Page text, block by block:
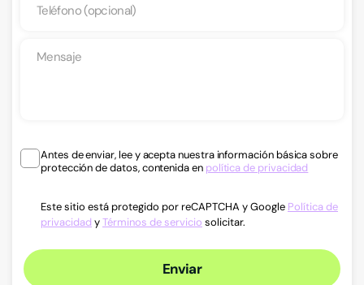
Antes de enviar, lee y acepta nuestra información básica sobre
protección de datos, contenida en política de privacidad
Este sitio está protegido por reCAPTCHA y Google Política de
privacidad yTérminos de servicio solicitar.
Enviar